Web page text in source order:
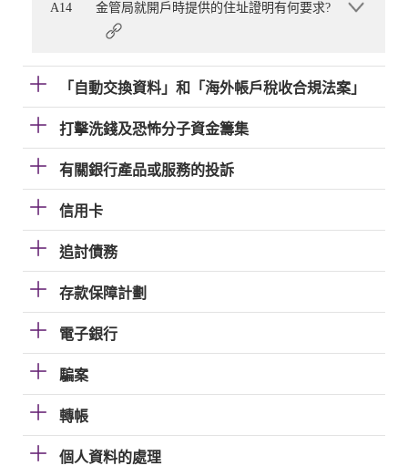
A14 金管局就開戶時提供的住址證明有何要求?
「自動交換資料」和「海外帳戶稅收合規法案」
打擊洗錢及恐怖分子資金籌集
有關銀行產品或服務的投訴
信用卡
追討債務
存款保障計劃
電子銀行
騙案
轉帳
個人資料的處理